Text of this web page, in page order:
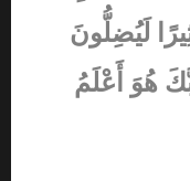
لَيُضِلُّونَ
هُوَ أَعْلَمُ